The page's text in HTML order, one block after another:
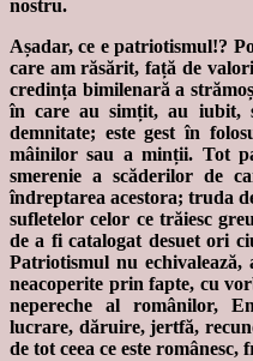
nostru.
Așadar, ce e patriotismul!?
care am răsărit, față de
credința bimilenară a
în care au simțit, au iubit,
demnitate; este gest în
mâinilor sau a minții. Tot
smerenie a scăderilor de
îndreptarea acestora; truda
sufletelor celor ce trăiesc
de a fi catalogat desuet ori
Patriotismul nu echivalează,
neacoperite prin fapte, cu
nepereche al românilor,
lucrare, dăruire, jertfă,
de tot ceea ce este românesc,